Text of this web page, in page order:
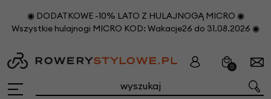
◉ DODATKOWE -10% LATO Z HULAJNOGĄ MICRO ◉
Wszystkie hulajnogi MICRO KOD: Wakacje26 do 31.08.2026 ◉
0